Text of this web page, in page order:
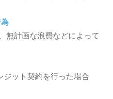
無計画な浪費などによって
ジット契約を行った場合